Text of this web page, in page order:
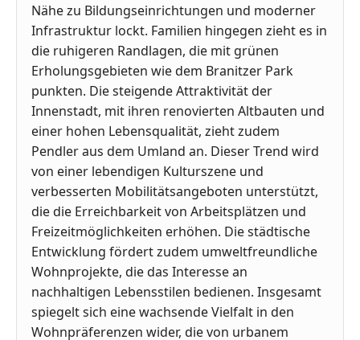
Nähe zu Bildungseinrichtungen und moderner
Infrastruktur lockt. Familien hingegen zieht es in
die ruhigeren Randlagen, die mit grünen
Erholungsgebieten wie dem Branitzer Park
punkten. Die steigende Attraktivität der
Innenstadt, mit ihren renovierten Altbauten und
einer hohen Lebensqualität, zieht zudem
Pendler aus dem Umland an. Dieser Trend wird
von einer lebendigen Kulturszene und
verbesserten Mobilitätsangeboten unterstützt,
die die Erreichbarkeit von Arbeitsplätzen und
Freizeitmöglichkeiten erhöhen. Die städtische
Entwicklung fördert zudem umweltfreundliche
Wohnprojekte, die das Interesse an
nachhaltigen Lebensstilen bedienen. Insgesamt
spiegelt sich eine wachsende Vielfalt in den
Wohnpräferenzen wider, die von urbanem